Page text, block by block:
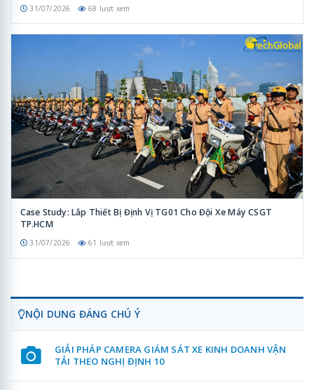
31/07/2026 68 lượt xem
Case Study: Lắp Thiết Bị Định Vị TG01 Cho Đội Xe Máy CSGT
TP.HCM
31/07/2026 61 lượt xem
NỘI DUNG ĐÁNG CHÚ Ý
GIẢI PHÁP CAMERA GIÁM SÁT XE KINH DOANH VẬN
TẢI THEO NGHỊ ĐỊNH 10